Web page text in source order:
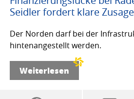
Seidler fordert klare
Der Norden darf bei der
hintenangestellt werden.
Weiterlesen